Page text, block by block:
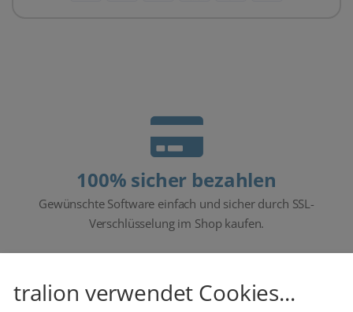
100% sicher bezahlen
Gewünschte Software einfach und sicher durch SSL-
Verschlüsselung im Shop kaufen.
tralion verwendet Cookies...